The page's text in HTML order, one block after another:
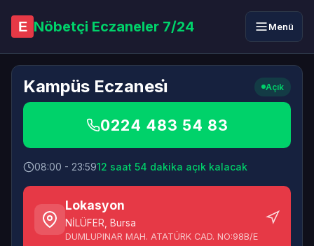
E Nöbetçi Eczaneler 7/24 Menü
Kampüs Eczanesi̇ Açık
0224 483 54 83
08:00 - 23:5912 saat 54 dakika açık kalacak
Lokasyon
NİLÜFER Bursa
DUMLUPINAR MAH. ATATÜRK CAD. NO:98B/E